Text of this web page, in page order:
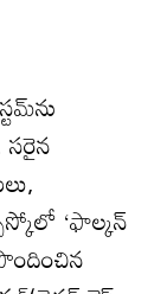
‘ఫాల్కన్‌